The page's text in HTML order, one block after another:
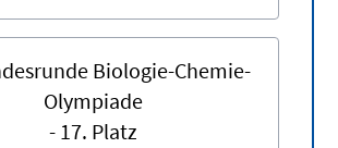
Biologie-Chemie-
Olympiade
- 17. Platz